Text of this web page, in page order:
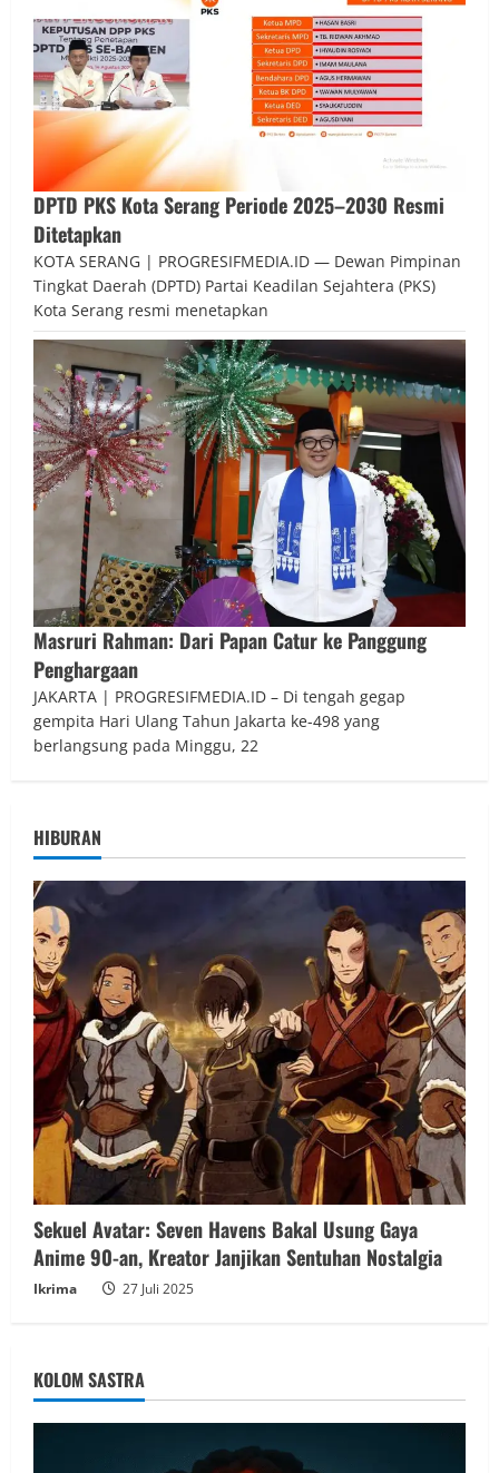
DPTD PKS Kota Serang Periode 2025–2030 Resmi
Ditetapkan
KOTA SERANG | PROGRESIFMEDIA.ID — Dewan Pimpinan
Tingkat Daerah (DPTD) Partai Keadilan Sejahtera (PKS)
Kota Serang resmi menetapkan
Masruri Rahman: Dari Papan Catur ke Panggung
Penghargaan
JAKARTA | PROGRESIFMEDIA.ID – Di tengah gegap
gempita Hari Ulang Tahun Jakarta ke-498 yang
berlangsung pada Minggu, 22
HIBURAN
Sekuel Avatar: Seven Havens Bakal Usung Gaya
Anime 90-an, Kreator Janjikan Sentuhan Nostalgia
Ikrima 27 Juli 2025
KOLOM SASTRA